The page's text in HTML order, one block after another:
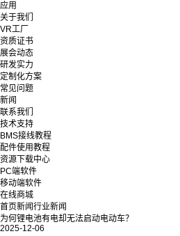
应用
关于我们
VR工厂
资质证书
展会动态
研发实力
定制化方案
常见问题
新闻
联系我们
技术支持
BMS接线教程
配件使用教程
资源下载中心
PC端软件
移动端软件
在线商城
首页新闻行业新闻
为何锂电池有电却无法启动电动车？
2025-12-06